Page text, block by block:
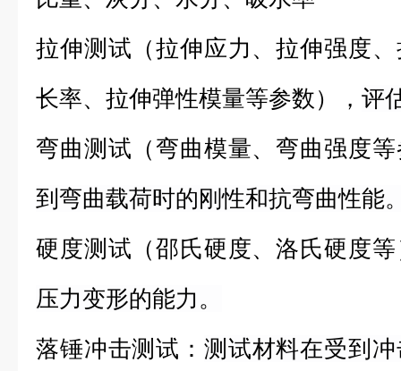
拉伸测试（拉伸应力、拉伸强度
长率、拉伸弹性模量等参数）， 评
弯曲测试（弯曲模量、弯曲强度
到弯曲载荷时的刚性和抗弯曲性能
硬度测试（邵氏硬度、洛氏硬度
压力变形的能力。
落锤冲击测试： 测试材料在受到